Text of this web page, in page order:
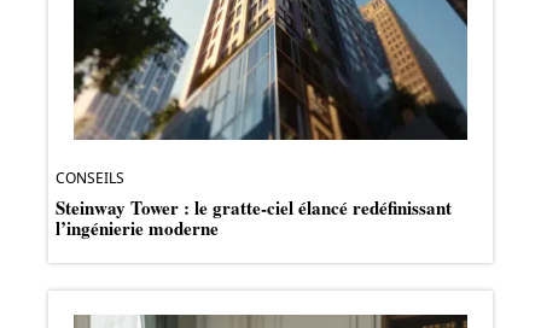
CONSEILS
Steinway Tower : le gratte-ciel élancé redéfinissant
l’ingénierie moderne